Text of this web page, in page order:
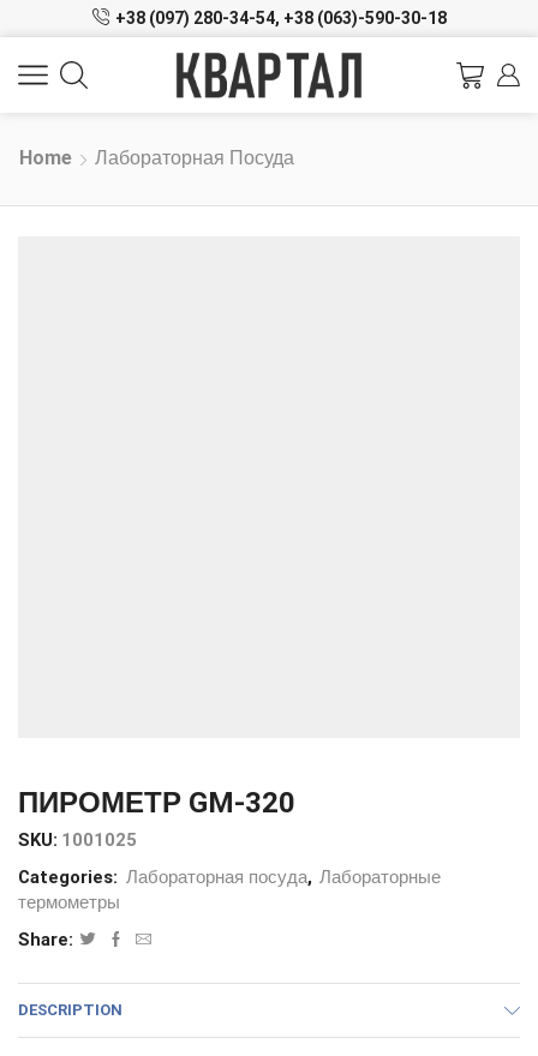
+38 (097) 280-34-54, +38 (063)-590-30-18
Home Лабораторная Посуда
ПИРОМЕТР GM-320
SKU: 1001025
Categories: Лабораторная посуда, Лабораторные
термометры
Share:
DESCRIPTION